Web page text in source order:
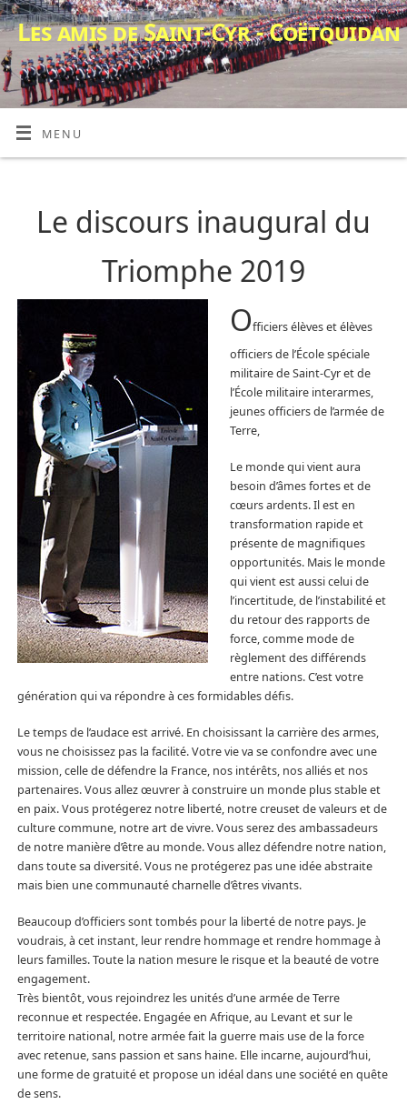
Les amis de Saint-Cyr - Coëtquidan
MENU
Le discours inaugural du
Triomphe 2019
Officiers élèves et élèves
officiers de l’École spéciale
militaire de Saint-Cyr et de
l’École militaire interarmes,
jeunes officiers de l’armée de
Terre,
Le monde qui vient aura
besoin d’âmes fortes et de
cœurs ardents. Il est en
transformation rapide et
présente de magnifiques
opportunités. Mais le monde
qui vient est aussi celui de
l’incertitude, de l’instabilité et
du retour des rapports de
force, comme mode de
règlement des différends
entre nations. C’est votre
génération qui va répondre à ces formidables défis.
Le temps de l’audace est arrivé. En choisissant la carrière des armes,
vous ne choisissez pas la facilité. Votre vie va se confondre avec une
mission, celle de défendre la France, nos intérêts, nos alliés et nos
partenaires. Vous allez œuvrer à construire un monde plus stable et
en paix. Vous protégerez notre liberté, notre creuset de valeurs et de
culture commune, notre art de vivre. Vous serez des ambassadeurs
de notre manière d’être au monde. Vous allez défendre notre nation,
dans toute sa diversité. Vous ne protégerez pas une idée abstraite
mais bien une communauté charnelle d’êtres vivants.
Beaucoup d’officiers sont tombés pour la liberté de notre pays. Je
voudrais, à cet instant, leur rendre hommage et rendre hommage à
leurs familles. Toute la nation mesure le risque et la beauté de votre
engagement.
Très bientôt, vous rejoindrez les unités d’une armée de Terre
reconnue et respectée. Engagée en Afrique, au Levant et sur le
territoire national, notre armée fait la guerre mais use de la force
avec retenue, sans passion et sans haine. Elle incarne, aujourd’hui,
une forme de gratuité et propose un idéal dans une société en quête
de sens.